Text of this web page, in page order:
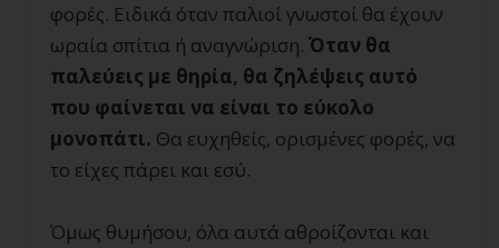
φορές. Ειδικά όταν παλιοί γνωστοί θα έχουν
ωραία σπίτια ή αναγνώριση. Όταν θα
παλεύεις με θηρία, θα ζηλέψεις αυτό
που φαίνεται να είναι το εύκολο
μονοπάτι. Θα ευχηθείς, ορισμένες φορές, να
το είχες πάρει και εσύ.
Όμως θυμήσου, όλα αυτά αθροίζονται και